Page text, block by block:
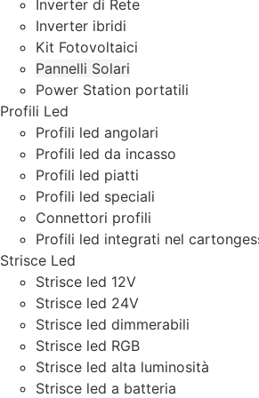
Inverter di Rete
Inverter ibridi
Kit Fotovoltaici
Pannelli Solari
Power Station portatili
Profili Led
Profili led angolari
Profili led da incasso
Profili led piatti
Profili led speciali
Connettori profili
Profili led integrati nel
Strisce Led
Strisce led 12V
Strisce led 24V
Strisce led dimmerabili
Strisce led RGB
Strisce led alta luminosità
Strisce led a batteria